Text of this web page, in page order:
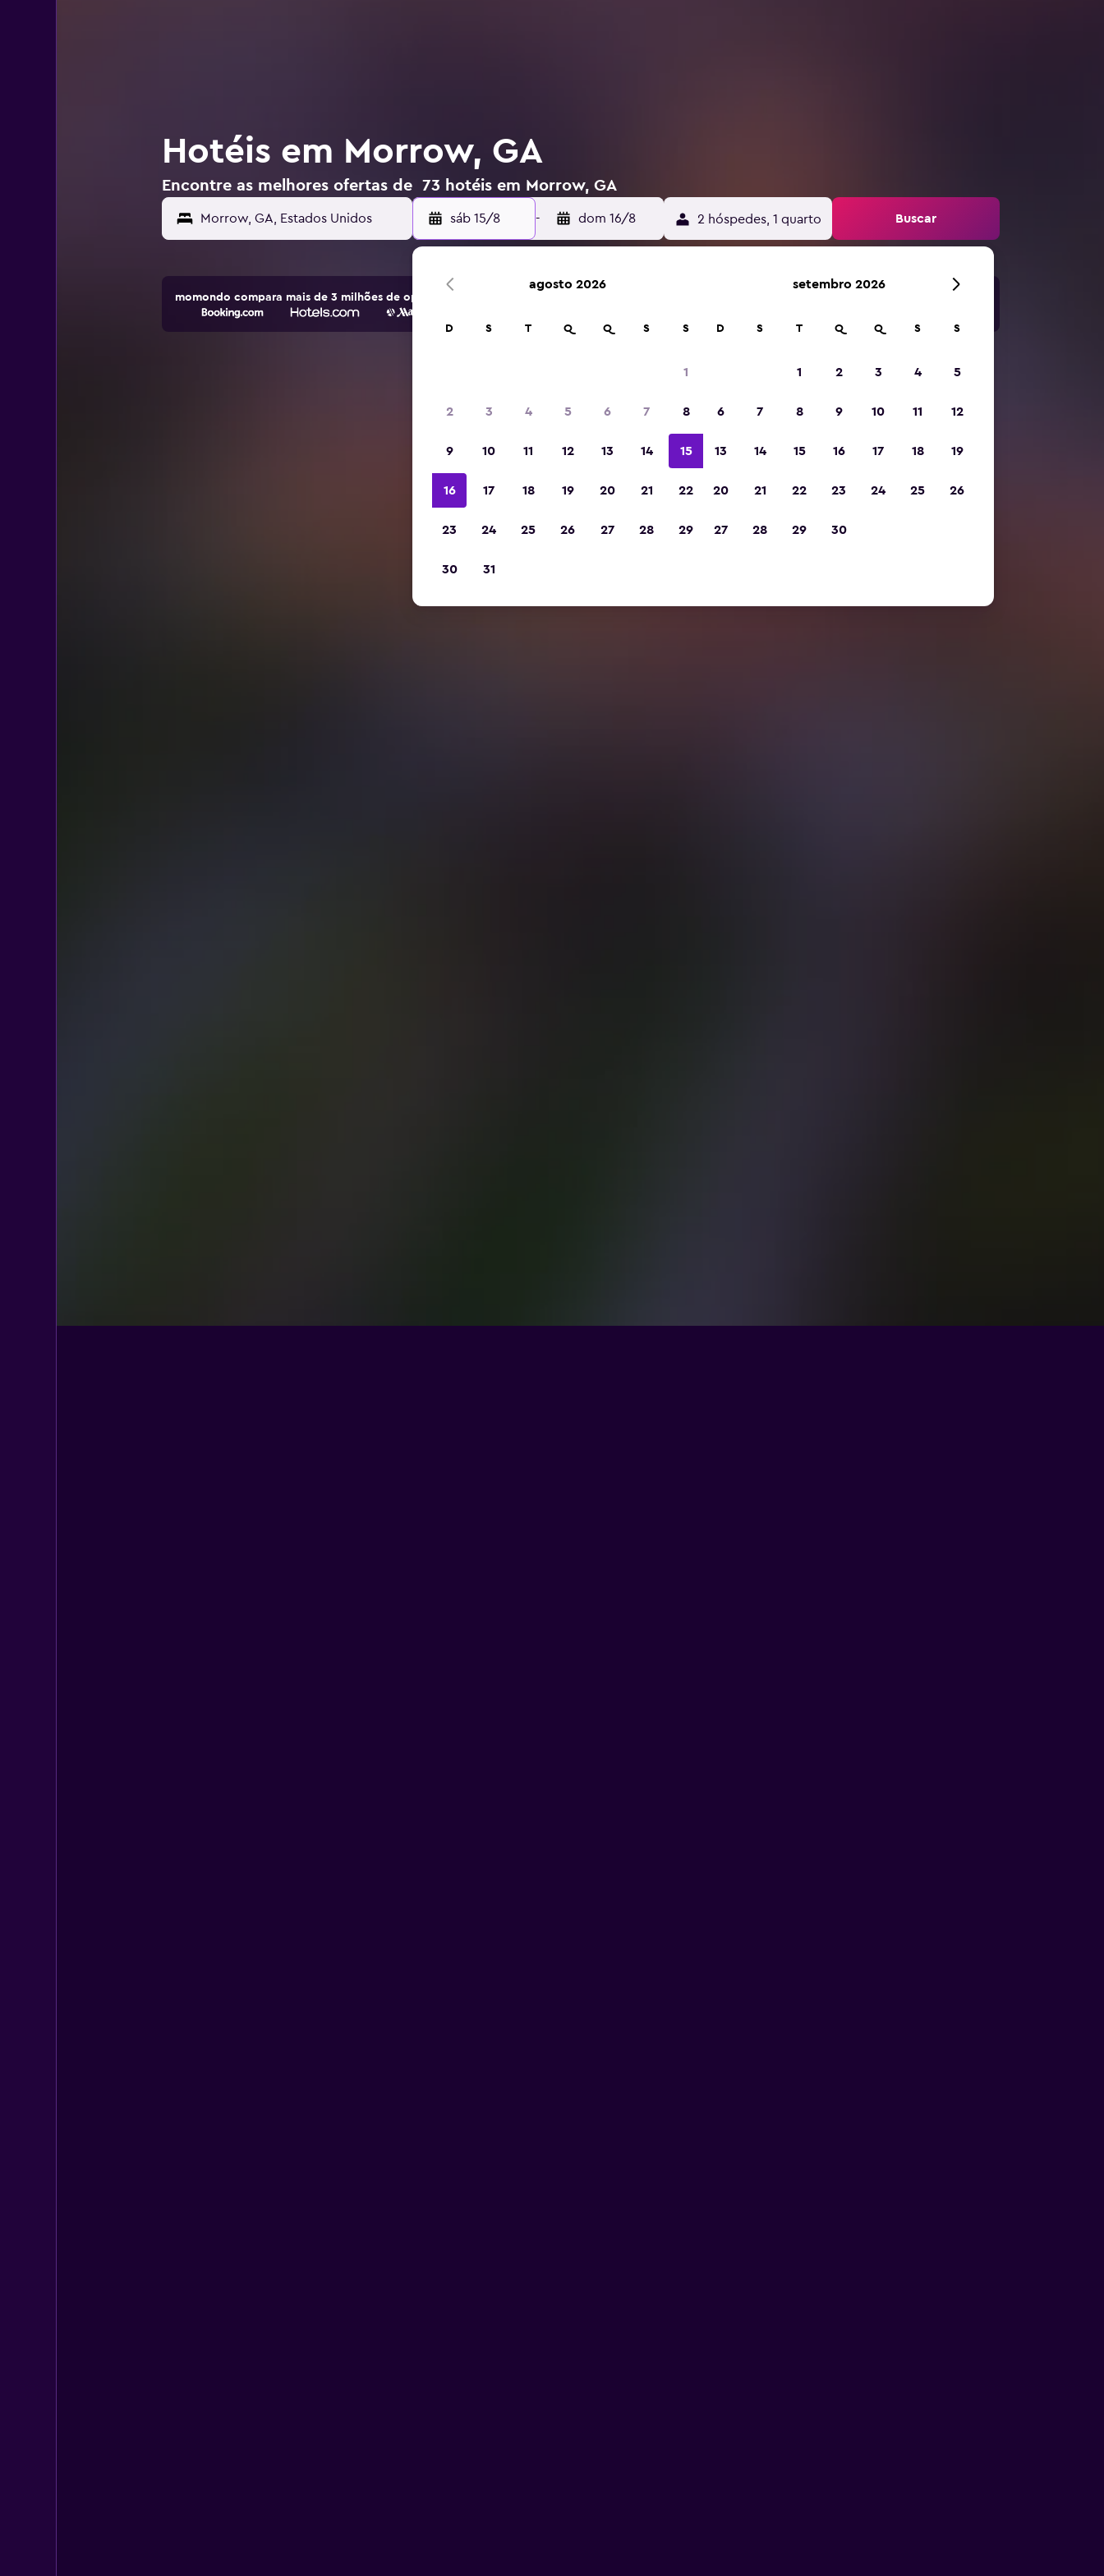
Hotéis em Morrow, GA
Encontre as melhores ofertas de 73 hotéis em Morrow, GA
sáb 15/8 - dom 16/8 2 hóspedes, 1 quarto Buscar
momondo compara mais de 3 milhões de opções de hotéis e acomodações.
agosto 2026
D S T Q Q S S
1
2 3 4 5 6 7 8
9 10 11 12 13 14 15
16 17 18 19 20 21 22
23 24 25 26 27 28 29
30 31
setembro 2026
D S T Q Q S S
1 2 3 4 5
6 7 8 9 10 11 12
13 14 15 16 17 18 19
20 21 22 23 24 25 26
27 28 29 30